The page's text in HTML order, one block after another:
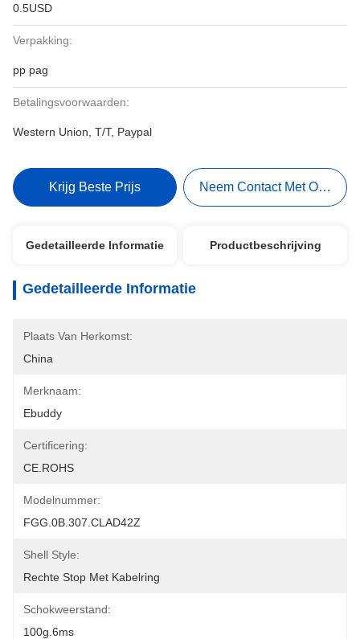
0.5USD
Verpakking:
pp pag
Betalingsvoorwaarden:
Western Union, T/T, Paypal
Krijg Beste Prijs Neem Contact Met Ons Op
Gedetailleerde Informatie Productbeschrijving
Gedetailleerde Informatie
Plaats Van Herkomst:
China
Merknaam:
Ebuddy
Certificering:
CE.ROHS
Modelnummer:
FGG.0B.307.CLAD42Z
Shell Style:
Rechte Stop Met Kabelring
Schokweerstand:
100g.6ms